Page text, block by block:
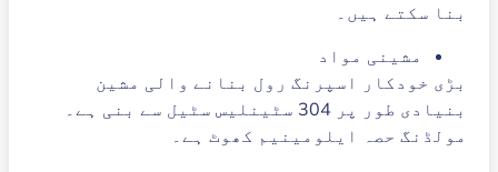
بنا سکتے ہیں۔
مشینی مواد
بڑی خودکار اسپرنگ رول بنانے والی مشین
بنیادی طور پر 304 سٹینلیس سٹیل سے بنی ہے۔
مولڈنگ حصہ ایلومینیم کھوٹ ہے۔